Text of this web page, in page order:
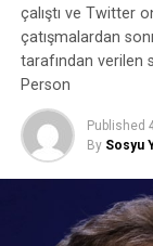
çalıştı ve Twitter
çatışmalardan
tarafından verilen
Person
Published
By Sosyu